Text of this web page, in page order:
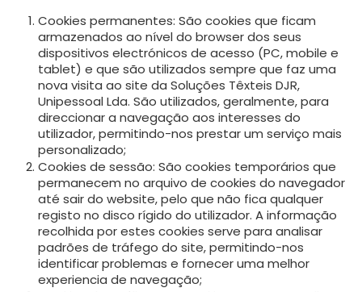
Cookies permanentes: São cookies que ficam
armazenados ao nível do browser dos seus
dispositivos electrónicos de acesso (PC, mobile e
tablet) e que são utilizados sempre que faz uma
nova visita ao site da Soluções Têxteis DJR,
Unipessoal Lda. São utilizados, geralmente, para
direccionar a navegação aos interesses do
utilizador, permitindo-nos prestar um serviço mais
personalizado;
Cookies de sessão: São cookies temporários que
permanecem no arquivo de cookies do navegador
até sair do website, pelo que não fica qualquer
registo no disco rígido do utilizador. A informação
recolhida por estes cookies serve para analisar
padrões de tráfego do site, permitindo-nos
identificar problemas e fornecer uma melhor
experiencia de navegação;